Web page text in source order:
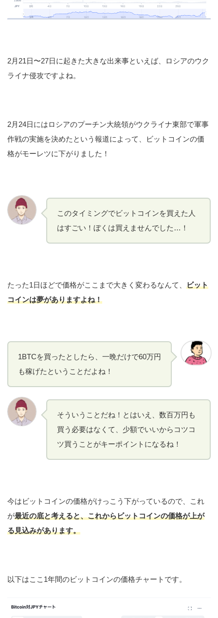
2月21日〜27日に起きた大きな出来事といえば、ロシアのウク
ライナ侵攻ですよね。
2月24日にはロシアのプーチン大統領がウクライナ東部で軍事
作戦の実施を決めたという報道によって、ビットコインの価
格がモーレツに下がりました！
このタイミングでビットコインを買えた人
はすごい！ぼくは買えませんでした…！
たった1日ほどで価格がここまで大きく変わるなんて、 ビット
コインは夢がありますよね！
1BTCを買ったとしたら、一晩だけで60万円
も稼げたということだよね！
そういうことだね！とはいえ、数百万円も
買う必要はなくて、少額でいいからコツコ
ツ買うことがキーポイントになるね！
今はビットコインの価格がけっこう下がっているので、これ
が最近の底と考えると、これからビットコインの価格が上が
る見込みがあります。
以下はここ1年間のビットコインの価格チャートです。